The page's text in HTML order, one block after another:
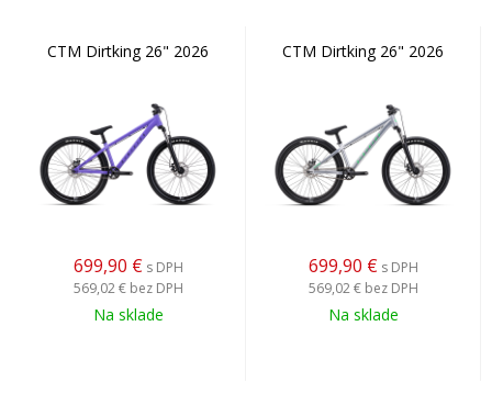
CTM Dirtking 26" 2026
699,90 € s DPH
569,02 € bez DPH
Na sklade
CTM Dirtking 26" 2026
699,90 € s DPH
569,02 € bez DPH
Na sklade